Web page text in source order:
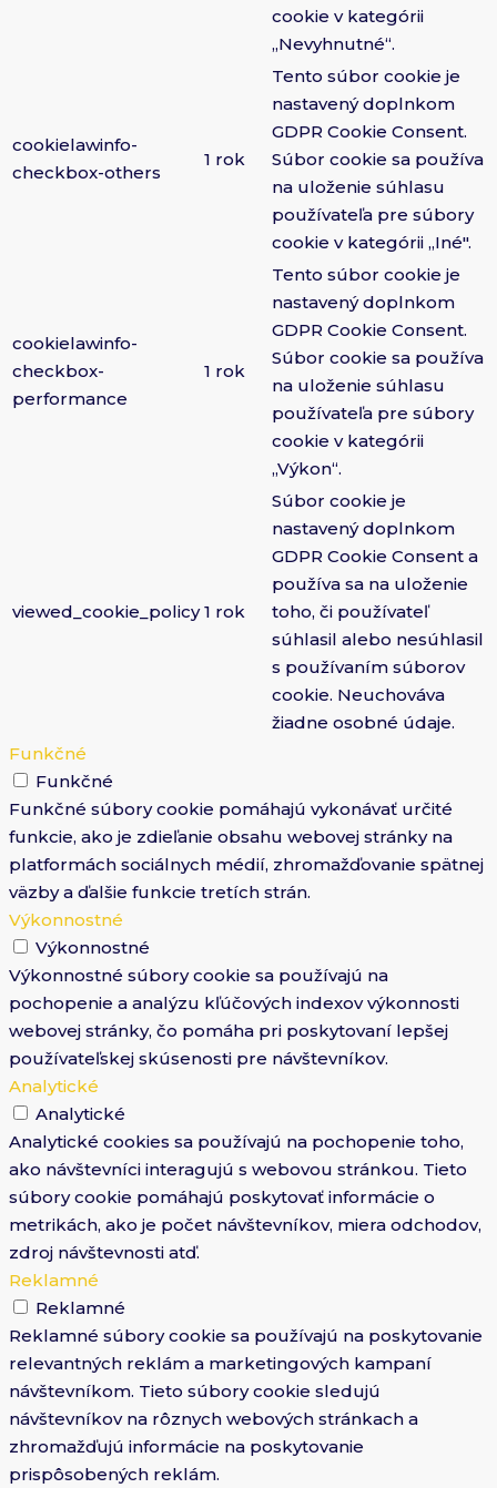
cookie v kategórii
„Nevyhnutné“.
cookielawinfo-
checkbox-others
1 rok
Tento súbor cookie je
nastavený doplnkom
GDPR Cookie Consent.
Súbor cookie sa používa
na uloženie súhlasu
používateľa pre súbory
cookie v kategórii „Iné".
cookielawinfo-
checkbox-
performance
1 rok
Tento súbor cookie je
nastavený doplnkom
GDPR Cookie Consent.
Súbor cookie sa používa
na uloženie súhlasu
používateľa pre súbory
cookie v kategórii
„Výkon“.
viewed_cookie_policy 1 rok
Súbor cookie je
nastavený doplnkom
GDPR Cookie Consent a
používa sa na uloženie
toho, či používateľ
súhlasil alebo nesúhlasil
s používaním súborov
cookie. Neuchováva
žiadne osobné údaje.
Funkčné
Funkčné
Funkčné súbory cookie pomáhajú vykonávať určité
funkcie, ako je zdieľanie obsahu webovej stránky na
platformách sociálnych médií, zhromažďovanie spätnej
väzby a ďalšie funkcie tretích strán.
Výkonnostné
Výkonnostné
Výkonnostné súbory cookie sa používajú na
pochopenie a analýzu kľúčových indexov výkonnosti
webovej stránky, čo pomáha pri poskytovaní lepšej
používateľskej skúsenosti pre návštevníkov.
Analytické
Analytické
Analytické cookies sa používajú na pochopenie toho,
ako návštevníci interagujú s webovou stránkou. Tieto
súbory cookie pomáhajú poskytovať informácie o
metrikách, ako je počet návštevníkov, miera odchodov,
zdroj návštevnosti atď.
Reklamné
Reklamné
Reklamné súbory cookie sa používajú na poskytovanie
relevantných reklám a marketingových kampaní
návštevníkom. Tieto súbory cookie sledujú
návštevníkov na rôznych webových stránkach a
zhromažďujú informácie na poskytovanie
prispôsobených reklám.